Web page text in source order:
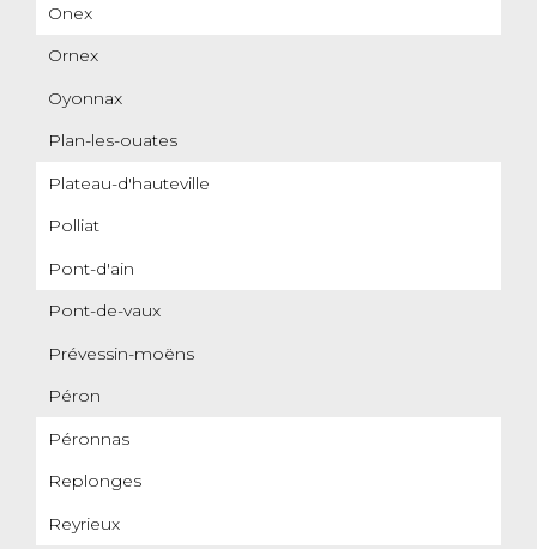
Onex
Ornex
Oyonnax
Plan-les-ouates
Plateau-d'hauteville
Polliat
Pont-d'ain
Pont-de-vaux
Prévessin-moëns
Péron
Péronnas
Replonges
Reyrieux